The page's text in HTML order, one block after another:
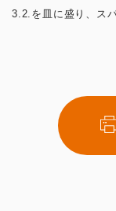
3.2.を皿に盛り、ス